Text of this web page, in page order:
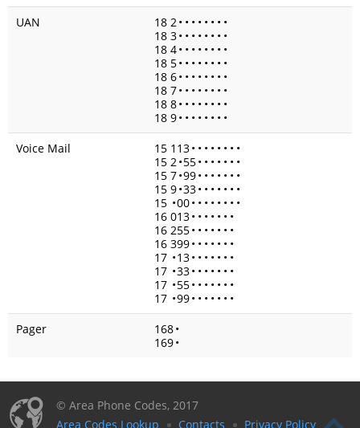
UAN
18 2• • • • • • • •
18 3• • • • • • • •
18 4• • • • • • • •
18 5• • • • • • • •
18 6• • • • • • • •
18 7• • • • • • • •
18 8• • • • • • • •
18 9• • • • • • • •
Voice Mail
15 113• • • • • • • •
15 2•55• • • • • • •
15 7•99• • • • • • •
15 9•33• • • • • • •
15 •00• • • • • • • •
16 013• • • • • • •
16 255• • • • • • •
16 399• • • • • • •
17 •13• • • • • • •
17 •33• • • • • • •
17 •55• • • • • • •
17 •99• • • • • • •
Pager
168•
169•
© Area Phone Codes, 2017
Area Codes Lookup
Contacts Privacy Policy